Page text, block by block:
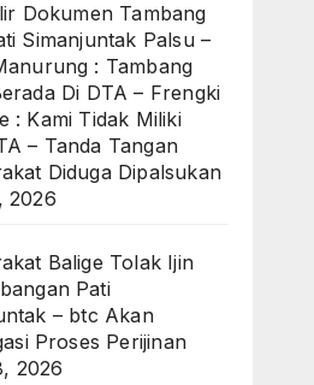
Dokumen Tambang
Simanjuntak Palsu –
: Tambang
Di DTA – Frengki
: Kami Tidak Miliki
– Tanda Tangan
Diduga Dipalsukan
2026
Balige Tolak Ijin
Pati
– btc Akan
Proses Perijinan
2026